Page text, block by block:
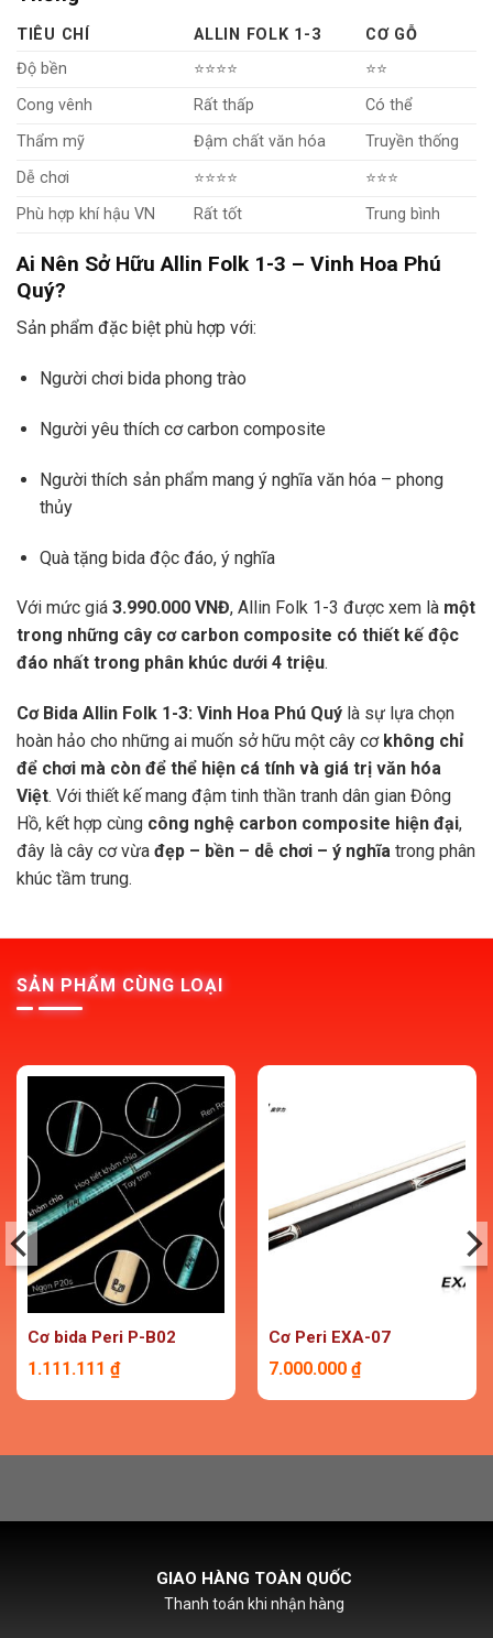
TIÊU CHÍ ALLIN FOLK 1-3
CƠ GỖ
Độ bền
⭐⭐⭐⭐
⭐⭐
Cong vênh
Rất thấp
Có thể
Thẩm mỹ
Đậm chất văn hóa
Truyền thống
Dễ chơi
⭐⭐⭐⭐
⭐⭐⭐
Phù hợp khí hậu VN
Rất tốt Trung bình
Ai Nên Sở Hữu Allin Folk 1-3 – Vinh Hoa Phú
Quý?
Sản phẩm đặc biệt phù hợp với:
Người chơi bida phong trào
Người yêu thích cơ carbon composite
Người thích sản phẩm mang ý nghĩa văn hóa – phong
thủy
Quà tặng bida độc đáo, ý nghĩa
Với mức giá 3.990.000 VNĐ, Allin Folk 1-3 được xem là một
trong những cây cơ carbon composite có thiết kế độc
đáo nhất trong phân khúc dưới 4 triệu.
Cơ Bida Allin Folk 1-3: Vinh Hoa Phú Quý là sự lựa chọn
hoàn hảo cho những ai muốn sở hữu một cây cơ không chỉ
để chơi mà còn để thể hiện cá tính và giá trị văn hóa
Việt. Với thiết kế mang đậm tinh thần tranh dân gian Đông
Hồ, kết hợp cùng công nghệ carbon composite hiện đại,
đây là cây cơ vừa đẹp – bền – dễ chơi – ý nghĩa trong phân
khúc tầm trung.
SẢN PHẨM CÙNG LOẠI
Cơ bida Peri P-B02
1.111.111 ₫
Cơ Peri EXA-07
7.000.000 ₫
HỖ TRỢ PHÍ SHIPCOD